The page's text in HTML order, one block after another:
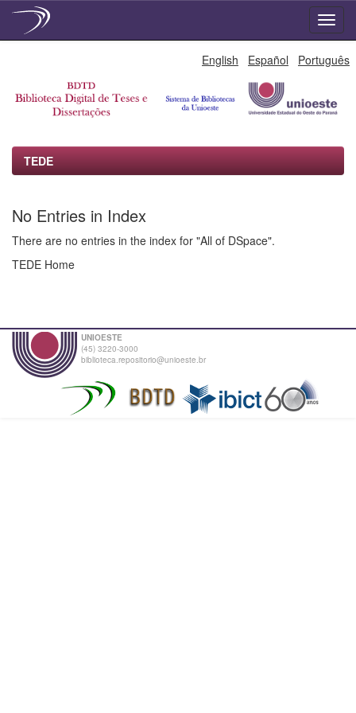
English Español Português
TEDE
No Entries in Index
There are no entries in the index for "All of DSpace".
TEDE Home
UNIOESTE
(45) 3220-3000
biblioteca.repositorio@unioeste.br